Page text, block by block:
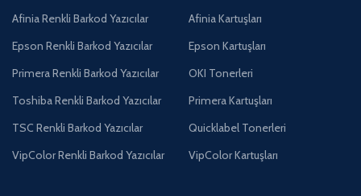
Afinia Renkli Barkod Yazıcılar
Epson Renkli Barkod Yazıcılar
Primera Renkli Barkod Yazıcılar
Toshiba Renkli Barkod Yazıcılar
TSC Renkli Barkod Yazıcılar
VipColor Renkli Barkod Yazıcılar
Afinia Kartuşları
Epson Kartuşları
OKI Tonerleri
Primera Kartuşları
Quicklabel Tonerleri
VipColor Kartuşları